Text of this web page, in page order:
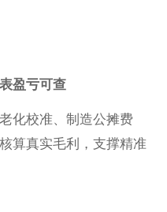
盈亏可查
化校准、制造公摊费
算真实毛利，支撑精准